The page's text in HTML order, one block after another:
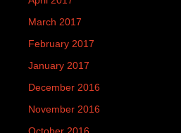
March 2017
February 2017
January 2017
December 2016
November 2016